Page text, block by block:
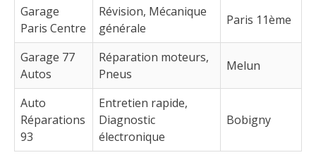
Garage
Paris Centre
Révision, Mécanique
générale
Paris 11ème
Garage 77
Autos
Réparation moteurs,
Pneus
Melun
Auto
Réparations
93
Entretien rapide,
Diagnostic
électronique
Bobigny